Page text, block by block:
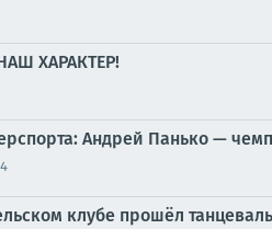
ХАРАКТЕР!
Андрей Панько —
клубе прошёл